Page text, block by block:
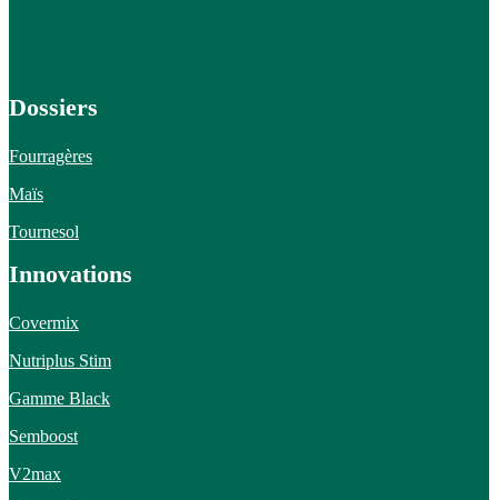
Dossiers
Fourragères
Maïs
Tournesol
Innovations
Covermix
Nutriplus Stim
Gamme Black
Semboost
V2max